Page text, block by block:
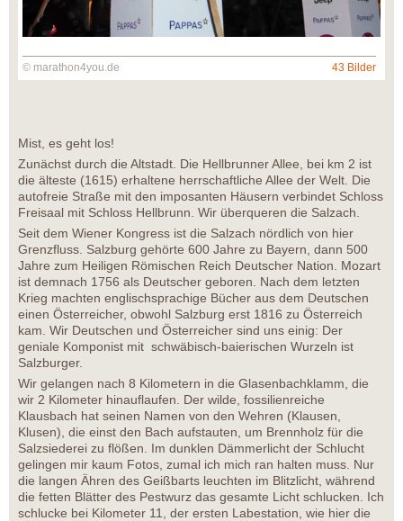
© marathon4you.de 43 Bilder
Mist, es geht los!
Zunächst durch die Altstadt. Die Hellbrunner Allee, bei km 2 ist
die älteste (1615) erhaltene herrschaftliche Allee der Welt. Die
autofreie Straße mit den imposanten Häusern verbindet Schloss
Freisaal mit Schloss Hellbrunn. Wir überqueren die Salzach.
Seit dem Wiener Kongress ist die Salzach nördlich von hier
Grenzfluss. Salzburg gehörte 600 Jahre zu Bayern, dann 500
Jahre zum Heiligen Römischen Reich Deutscher Nation. Mozart
ist demnach 1756 als Deutscher geboren. Nach dem letzten
Krieg machten englischsprachige Bücher aus dem Deutschen
einen Österreicher, obwohl Salzburg erst 1816 zu Österreich
kam. Wir Deutschen und Österreicher sind uns einig: Der
geniale Komponist mit schwäbisch-baierischen Wurzeln ist
Salzburger.
Wir gelangen nach 8 Kilometern in die Glasenbachklamm, die
wir 2 Kilometer hinauflaufen. Der wilde, fossilienreiche
Klausbach hat seinen Namen von den Wehren (Klausen,
Klusen), die einst den Bach aufstauten, um Brennholz für die
Salzsiederei zu flößen. Im dunklen Dämmerlicht der Schlucht
gelingen mir kaum Fotos, zumal ich mich ran halten muss. Nur
die langen Ähren des Geißbarts leuchten im Blitzlicht, während
die fetten Blätter des Pestwurz das gesamte Licht schlucken. Ich
schlucke bei Kilometer 11, der ersten Labestation, wie hier die